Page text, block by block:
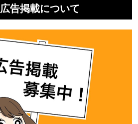
広告掲載について